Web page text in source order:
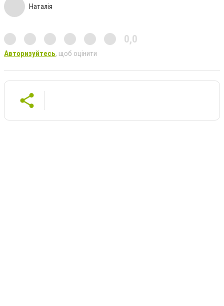
Наталія
0,0
Авторизуйтесь, щоб оцінити